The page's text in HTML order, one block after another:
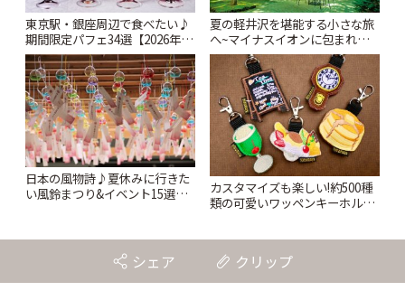
東京駅・銀座周辺で食べたい♪
期間限定パフェ34選【2026年8
月~10月】 | ことりっぷ
夏の軽井沢を堪能する小さな旅
へ~マイナスイオンに包まれな
がら名建築や美術館をめぐろう
~ | ことりっぷ
日本の風物詩♪夏休みに行きた
い風鈴まつり&イベント15選
カスタマイズも楽しい!約500種
類の可愛いワッペンキーホルダ
シェア クリップ